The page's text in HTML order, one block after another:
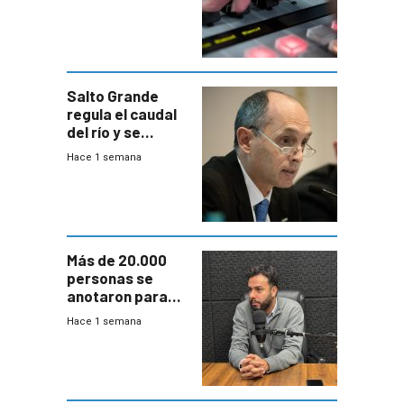
Salto Grande
regula el caudal
del río y se
prepara para un
Hace 1 semana
Más de 20.000
personas se
anotaron para
las pruebas
Hace 1 semana